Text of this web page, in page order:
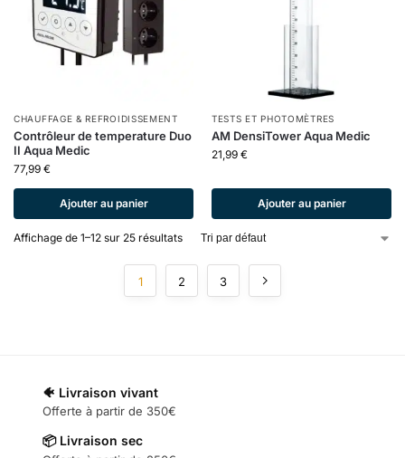
CHAUFFAGE & REFROIDISSEMENT
Contrôleur de temperature Duo
II Aqua Medic
77,99 €
Ajouter au panier
TESTS ET PHOTOMÈTRES
AM DensiTower Aqua Medic
21,99 €
Ajouter au panier
Affichage de 1–12 sur 25 résultats
1 2 3
🐠 Livraison vivant
Offerte à partir de 350€
📦 Livraison sec